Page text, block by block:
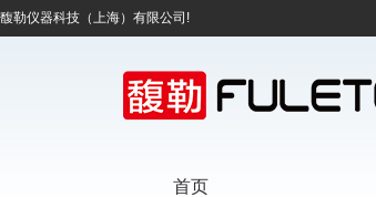
馥勒仪器科技（上海）有限公司!
首页